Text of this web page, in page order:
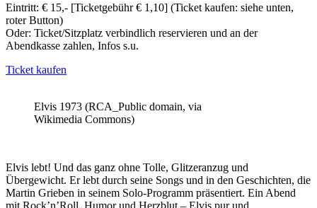
Eintritt: € 15,- [Ticketgebühr € 1,10] (Ticket kaufen: siehe unten,
roter Button)
Oder: Ticket/Sitzplatz verbindlich reservieren und an der
Abendkasse zahlen, Infos s.u.
Ticket kaufen
Elvis 1973 (RCA_Public domain, via
Wikimedia Commons)
Elvis lebt! Und das ganz ohne Tolle, Glitzeranzug und
Übergewicht. Er lebt durch seine Songs und in den Geschichten, die
Martin Grieben in seinem Solo-Programm präsentiert. Ein Abend
mit Rock’n’Roll, Humor und Herzblut – Elvis pur und